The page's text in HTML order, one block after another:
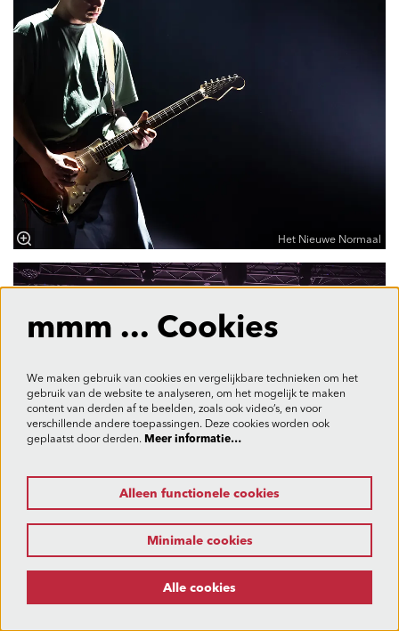
Het Nieuwe Normaal
mmm ... Cookies
We maken gebruik van cookies en vergelijkbare technieken om het
gebruik van de website te analyseren, om het mogelijk te maken
content van derden af te beelden, zoals ook video’s, en voor
verschillende andere toepassingen. Deze cookies worden ook
geplaatst door derden. Meer informatie…
Alleen functionele cookies
Minimale cookies
Alle cookies